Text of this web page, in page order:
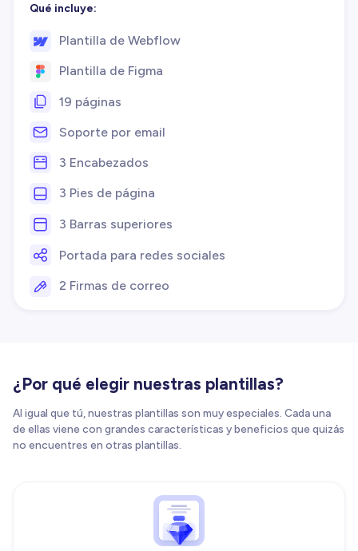
Qué incluye:
Plantilla de Webflow
Plantilla de Figma
19 páginas
Soporte por email
3 Encabezados
3 Pies de página
3 Barras superiores
Portada para redes sociales
2 Firmas de correo
¿Por qué elegir nuestras plantillas?
Al igual que tú, nuestras plantillas son muy especiales. Cada una
de ellas viene con grandes características y beneficios que quizás
no encuentres en otras plantillas.